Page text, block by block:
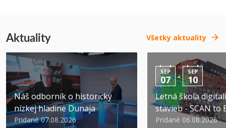
Aktuality Všetky aktuality
Náš odborník o historicky
nízkej hladine Dunaja
Pridané 07.08.2026
SEP
07 - SEP
10
Letná škola
stavieb - SCAN to
Pridané 06.08.2026